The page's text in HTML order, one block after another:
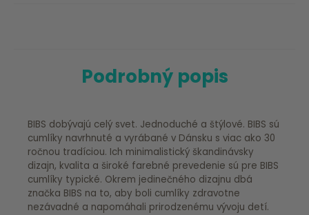
Podrobný popis
BIBS dobývajú celý svet. Jednoduché a štýlové. BIBS sú
cumlíky navrhnuté a vyrábané v Dánsku s viac ako 30
ročnou tradíciou. Ich minimalistický škandinávsky
dizajn, kvalita a široké farebné prevedenie sú pre BIBS
cumlíky typické. Okrem jedinečného dizajnu dbá
značka BIBS na to, aby boli cumlíky zdravotne
nezávadné a napomáhali prirodzenému vývoju detí.